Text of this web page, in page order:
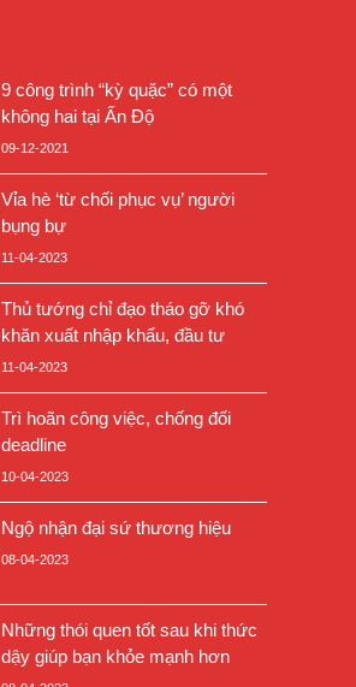
9 công trình “kỳ quặc” có một
không hai tại Ấn Độ
09-12-2021
Vỉa hè ‘từ chối phục vụ’ người
bụng bự
11-04-2023
Thủ tướng chỉ đạo tháo gỡ khó
khăn xuất nhập khẩu, đầu tư
11-04-2023
Trì hoãn công việc, chống đối
deadline
10-04-2023
Ngộ nhận đại sứ thương hiệu
08-04-2023
Những thói quen tốt sau khi thức
dậy giúp bạn khỏe mạnh hơn